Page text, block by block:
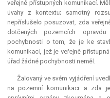
veřejně přístupných komunikací.
úvahy z kontextu; samotný
nepříslušelo posuzovat, zda
dotčených pozemcích
pochybnosti o tom, že je ke
komunikaci, jež je veřejně
úřad žádné pochybnosti neměl.
Žalovaný ve svém vyjádření
na pozemní komunikaci a zda